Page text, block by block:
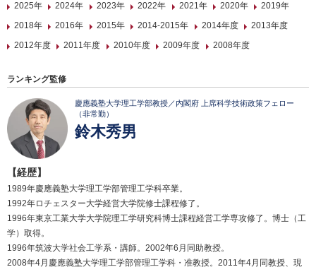
2025年
2024年 2023年 2022年 2021年 2020年
2019年
2018年
2016年 2015年 2014-2015年 2014年度
2013年度
2012年度
2011年度 2010年度 2009年度 2008年度
ランキング監修
慶應義塾大学理工学部教授／内閣府 上席科学技術政策フェロー
（非常勤）
鈴木秀男
【経歴】
1989年慶應義塾大学理工学部管理工学科卒業。
1992年ロチェスター大学経営大学院修士課程修了。
1996年東京工業大学大学院理工学研究科博士課程経営工学専攻修了。博士（工
学）取得。
1996年筑波大学社会工学系・講師。2002年6月同助教授。
2008年4月慶應義塾大学理工学部管理工学科・准教授。2011年4月同教授、現